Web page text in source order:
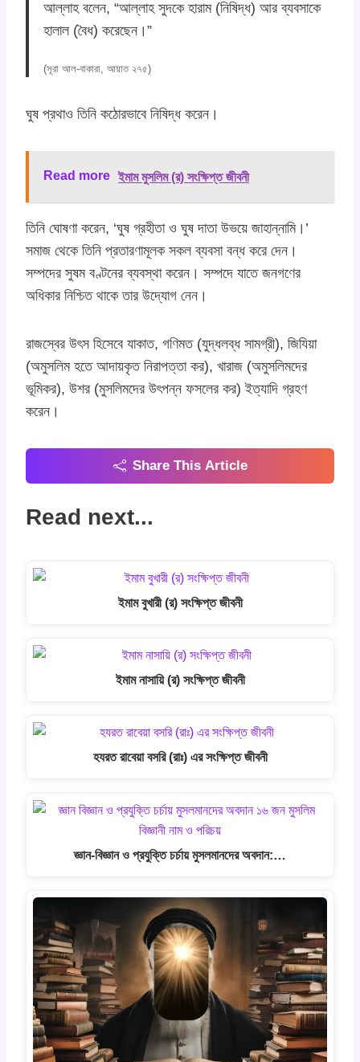
আল্লাহ বলেন, “আল্লাহ সুদকে হারাম (নিষিদ্ধ) আর ব্যবসাকে
হালাল (বৈধ) করেছেন।”
(সূরা আল-বাকারা, আয়াত ২৭৫)
ঘুষ প্রথাও তিনি কঠোরভাবে নিষিদ্ধ করেন।
Read more ইমাম মুসলিম (র) সংক্ষিপ্ত জীবনী
তিনি ঘোষণা করেন, ‘ঘুষ গ্রহীতা ও ঘুষ দাতা উভয়ে জাহান্নামি।’
সমাজ থেকে তিনি প্রতারণামূলক সকল ব্যবসা বন্ধ করে দেন।
সম্পদের সুষম বণ্টনের ব্যবস্থা করেন। সম্পদে যাতে জনগণের
অধিকার নিশ্চিত থাকে তার উদ্যোগ নেন।
রাজস্বের উৎস হিসেবে যাকাত, গণিমত (যুদ্ধলব্ধ সামগ্রী), জিযিয়া
(অমুসলিম হতে আদায়কৃত নিরাপত্তা কর), খারাজ (অমুসলিমদের
ভূমিকর), উশর (মুসলিমদের উৎপন্ন ফসলের কর) ইত্যাদি গ্রহণ
করেন।
Share This Article
Read next...
ইমাম বুখারী (র) সংক্ষিপ্ত জীবনী
ইমাম নাসায়ি (র) সংক্ষিপ্ত জীবনী
হযরত রাবেয়া বসরি (রাঃ) এর সংক্ষিপ্ত জীবনী
জ্ঞান-বিজ্ঞান ও প্রযুক্তি চর্চায় মুসলমানদের অবদান:…